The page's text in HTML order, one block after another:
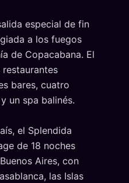
especial de fin
a los fuegos
de Copacabana. El
bares, cuatro
un spa balinés.
el Splendida
de 18 noches
Aires, con
las Islas